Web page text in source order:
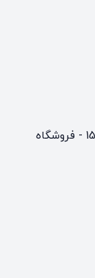
آدرس: مشهد - خیابان آبکوه - نبش آبکوه 15 - فروشگاه